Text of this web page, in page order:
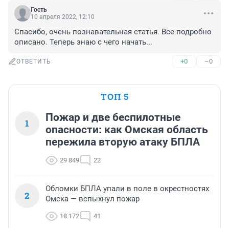
Гость
10 апреля 2022, 12:10
Спасибо, очень познавательная статья. Все подробно
описано. Теперь знаю с чего начать...
ОТВЕТИТЬ +0 –0
ТОП 5
1
Пожар и две беспилотные
опасности: как Омская область
пережила вторую атаку БПЛА
29 849 22
2
Обломки БПЛА упали в поле в окрестностях
Омска — вспыхнул пожар
18 172 41